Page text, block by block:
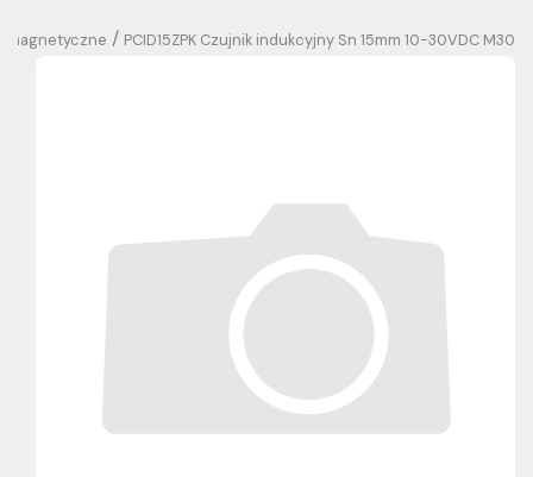
PCID15ZPK Czujnik indukcyjny Sn 15mm 10-30VDC M30
/
magnetyczne